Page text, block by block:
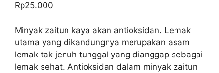
Rp25.000
Minyak zaitun kaya akan antioksidan. Lemak
utama yang dikandungnya merupakan asam
lemak tak jenuh tunggal yang dianggap sebagai
lemak sehat. Antioksidan dalam minyak zaitun